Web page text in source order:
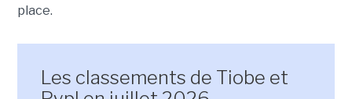
place.
Les classements de Tiobe et